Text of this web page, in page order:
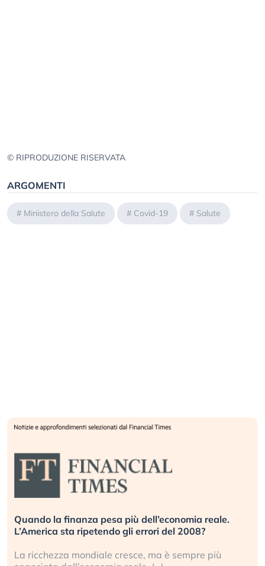
© RIPRODUZIONE RISERVATA
ARGOMENTI
# Ministero della Salute # Covid-19 # Salute
Quando la finanza pesa più dell’economia reale.
L’America sta ripetendo gli errori del 2008?
La ricchezza mondiale cresce, ma è sempre più